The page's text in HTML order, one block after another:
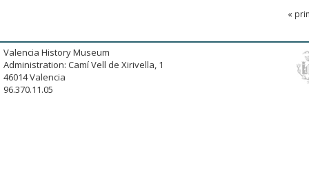
«
Valencia History Museum
Administration: Camí Vell de Xirivella, 1
46014 Valencia
96.370.11.05